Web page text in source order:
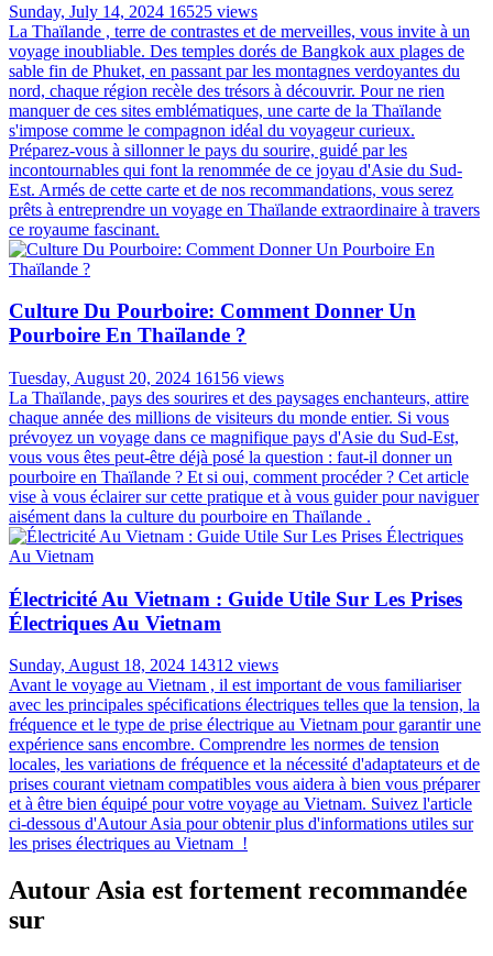
Sunday, July 14, 2024 16525 views
La Thaïlande , terre de contrastes et de merveilles, vous invite à un
voyage inoubliable. Des temples dorés de Bangkok aux plages de
sable fin de Phuket, en passant par les montagnes verdoyantes du
nord, chaque région recèle des trésors à découvrir. Pour ne rien
manquer de ces sites emblématiques, une carte de la Thaïlande
s'impose comme le compagnon idéal du voyageur curieux.
Préparez-vous à sillonner le pays du sourire, guidé par les
incontournables qui font la renommée de ce joyau d'Asie du Sud-
Est. Armés de cette carte et de nos recommandations, vous serez
prêts à entreprendre un voyage en Thaïlande extraordinaire à travers
ce royaume fascinant.
Culture Du Pourboire: Comment Donner Un
Pourboire En Thaïlande ?
Tuesday, August 20, 2024 16156 views
La Thaïlande, pays des sourires et des paysages enchanteurs, attire
chaque année des millions de visiteurs du monde entier. Si vous
prévoyez un voyage dans ce magnifique pays d'Asie du Sud-Est,
vous vous êtes peut-être déjà posé la question : faut-il donner un
pourboire en Thaïlande ? Et si oui, comment procéder ? Cet article
vise à vous éclairer sur cette pratique et à vous guider pour naviguer
aisément dans la culture du pourboire en Thaïlande .
Électricité Au Vietnam : Guide Utile Sur Les Prises
Électriques Au Vietnam
Sunday, August 18, 2024 14312 views
Avant le voyage au Vietnam , il est important de vous familiariser
avec les principales spécifications électriques telles que la tension, la
fréquence et le type de prise électrique au Vietnam pour garantir une
expérience sans encombre. Comprendre les normes de tension
locales, les variations de fréquence et la nécessité d'adaptateurs et de
prises courant vietnam compatibles vous aidera à bien vous préparer
et à être bien équipé pour votre voyage au Vietnam. Suivez l'article
ci-dessous d'Autour Asia pour obtenir plus d'informations utiles sur
les prises électriques au Vietnam !
Autour Asia est fortement recommandée
sur